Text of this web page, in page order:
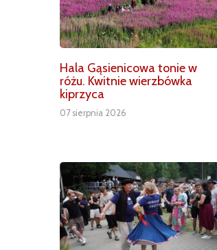
Hala Gąsienicowa tonie w
różu. Kwitnie wierzbówka
kiprzyca
07 sierpnia 2026